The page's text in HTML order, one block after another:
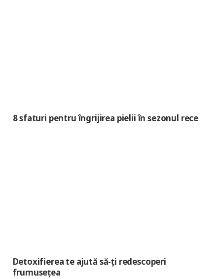
8 sfaturi pentru îngrijirea pielii în sezonul rece
Detoxifierea te ajută să-ți redescoperi
frumusețea